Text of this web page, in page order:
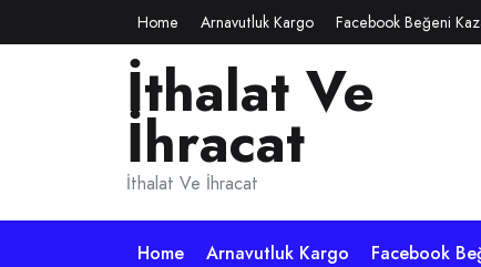
to
Home Arnavutluk Kargo Facebook Beğeni
İthalat Ve
İhracat
İthalat Ve İhracat
Home Arnavutluk Kargo Facebook